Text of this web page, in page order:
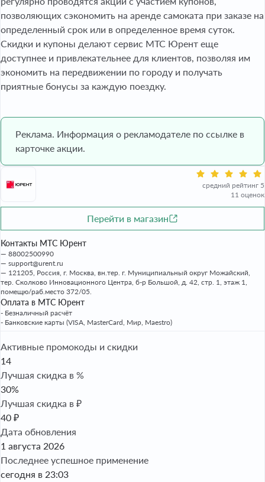
позволяющих сэкономить на аренде самоката при заказе на
определенный срок или в определенное время суток.
Скидки и купоны делают сервис МТС Юрент еще
доступнее и привлекательнее для клиентов, позволяя им
экономить на передвижении по городу и получать
приятные бонусы за каждую поездку.
Реклама. Информация о рекламодателе по ссылке в
карточке акции.
средний рейтинг 5
11 оценок
Перейти в магазин
Контакты МТС Юрент
88002500990
support@urent.ru
121205, Россия, г. Москва, вн.тер. г. Муниципиальный округ Можайский,
тер. Сколково Инновационного Центра, б-р Большой, д. 42, стр. 1, этаж 1,
помещю/раб.место 372/05.
Оплата в МТС Юрент
- Безналичный расчёт
- Банковские карты (VISA, MasterCard, Мир, Maestro)
Активные промокоды и скидки
14
Лучшая скидка в %
30%
Лучшая скидка в ₽
40 ₽
Дата обновления
1 августа 2026
Последнее успешное применение
сегодня в 23:03